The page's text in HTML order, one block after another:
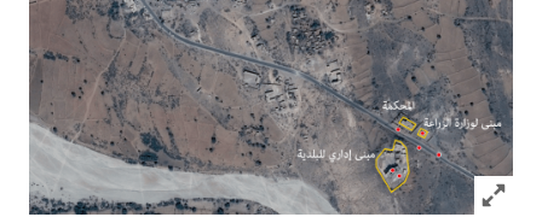
Click to expand Image